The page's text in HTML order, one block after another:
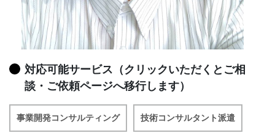
対応可能サービス（クリックいただくとご相
談・ご依頼ページへ移行します）
事業開発コンサルティング 技術コンサルタント派遣